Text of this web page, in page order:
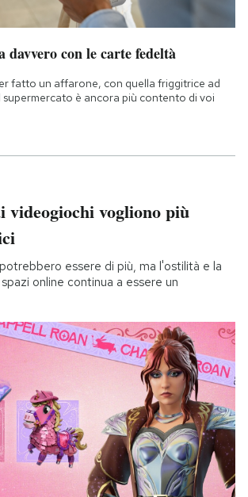
davvero con le carte fedeltà
fatto un affarone, con quella friggitrice ad
supermercato è ancora più contento di voi
videogiochi vogliono più
essere di più, ma l'ostilità e la
online continua a essere un